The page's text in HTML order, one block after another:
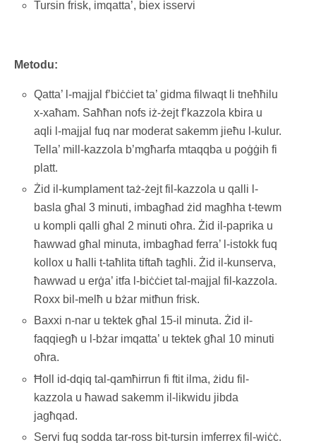
Tursin frisk, imqatta’, biex isservi
Metodu:
Qatta’ l-majjal f’biċċiet ta’ gidma filwaqt li tneħħilu
x-xaħam. Saħħan nofs iż-żejt f’kazzola kbira u
aqli l-majjal fuq nar moderat sakemm jieħu l-kulur.
Tella’ mill-kazzola b’mgħarfa mtaqqba u poġġih fi
platt.
Żid il-kumplament taż-żejt fil-kazzola u qalli l-
basla għal 3 minuti, imbagħad żid magħha t-tewm
u kompli qalli għal 2 minuti oħra. Żid il-paprika u
ħawwad għal minuta, imbagħad ferra’ l-istokk fuq
kollox u ħalli t-taħlita tiftaħ tagħli. Żid il-kunserva,
ħawwad u erġa’ itfa l-biċċiet tal-majjal fil-kazzola.
Roxx bil-melħ u bżar mitħun frisk.
Baxxi n-nar u tektek għal 15-il minuta. Żid il-
faqqiegħ u l-bżar imqatta’ u tektek għal 10 minuti
oħra.
Ħoll id-dqiq tal-qamħirrun fi ftit ilma, żidu fil-
kazzola u ħawad sakemm il-likwidu jibda
jagħqad.
Servi fuq sodda tar-ross bit-tursin imferrex fil-wiċċ.